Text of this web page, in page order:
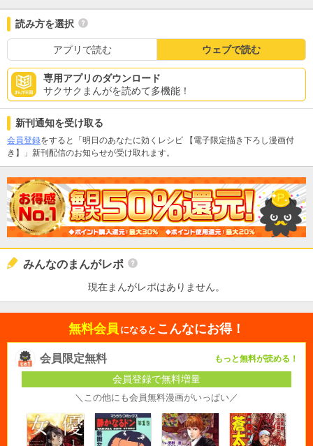
読み方を選択
アプリで読む ウェブで読む
専用アプリのダウンロード
サクサクまんがを読めて多機能！
新刊通知を受け取る
会員登録をすると「明日のあなたに効くレシピ 【電子限定描き下ろし漫画付
き】」新刊配信のお知らせが受け取れます。
みんなのまんがレポ
現在まんがレポはありません。
無料会員 になると こんなにお得！
会員限定無料 もっと無料が読める！
会員登録で無料増量
＼この他にも会員無料漫画がいっぱい／